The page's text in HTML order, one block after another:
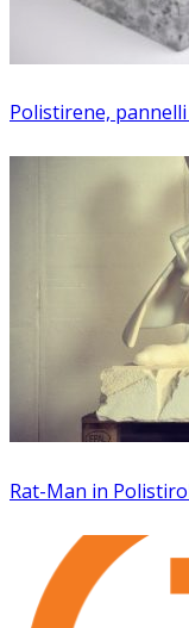
Polistirene,
Rat-Man in